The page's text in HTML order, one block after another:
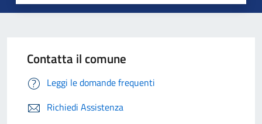
Contatta il comune
Leggi le domande frequenti
Richiedi Assistenza